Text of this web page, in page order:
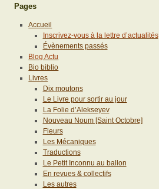
Pages
Accueil
Inscrivez-vous à la lettre d’actualités
Évènements passés
Blog Actu
Bio biblio
Livres
Dix moutons
Le Livre pour sortir au jour
La Folie d’Alekseyev
Nouveau Noum [Saint Octobre]
Fleurs
Les Mécaniques
Traductions
Le Petit Inconnu au ballon
En revues & collectifs
Les autres